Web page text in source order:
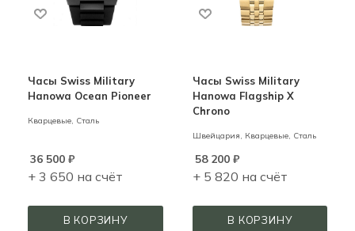
Часы Swiss Military
Hanowa Ocean Pioneer
Кварцевые, Сталь
36 500 ₽
+ 3 650 на счёт
В КОРЗИНУ
Часы Swiss Military
Hanowa Flagship X
Chrono
Швейцария, Кварцевые, Сталь
58 200₽
+ 5 820 на счёт
В КОРЗИНУ